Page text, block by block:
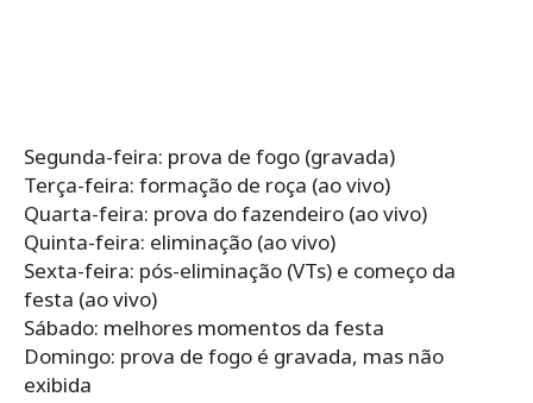
Segunda-feira: prova de fogo (gravada)
Terça-feira: formação de roça (ao vivo)
Quarta-feira: prova do fazendeiro (ao vivo)
Quinta-feira: eliminação (ao vivo)
Sexta-feira: pós-eliminação (VTs) e começo da
festa (ao vivo)
Sábado: melhores momentos da festa
Domingo: prova de fogo é gravada, mas não
exibida